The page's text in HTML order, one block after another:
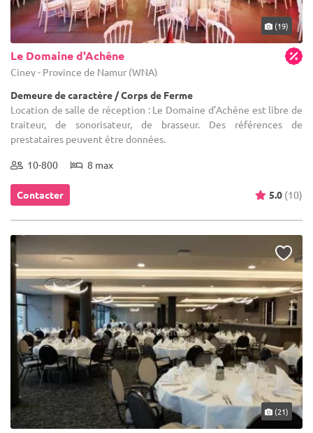
(19)
Le Domaine d'Achêne
Ciney - Province de Namur (WNA)
Demeure de caractère / Corps de Ferme
Location de salle de réception : Le Domaine d’Achêne est libre de
traiteur, de sonorisateur, de brasseur. Des références de
prestataires peuvent être données.
10-800 8 max
Contacter 5.0 (10)
(21)